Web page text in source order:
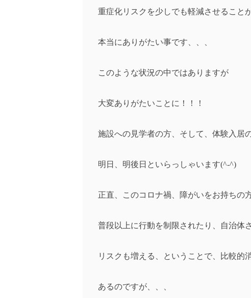
重症化リスクを少しでも軽減させること
本当にありがたい事です、、、
このような状況の中ではありますが
大変ありがたいことに！！！
施設への見学者の方、そして、体験入居
明日、明後日といらっしゃいます(^-^)
正直、このコロナ禍、障がいをお持ちの
普段以上に行動を制限されたり、自治体
リスクも増える、ということで、比較的
あるのですが、、、